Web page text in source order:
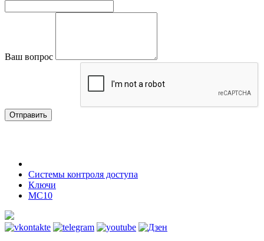
Ваш вопрос
Отправить
Системы контроля доступа
Ключи
MC10